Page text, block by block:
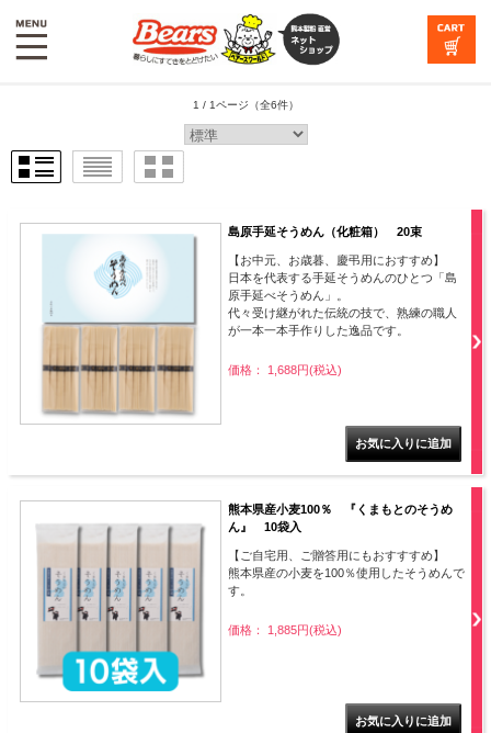
1 / 1ページ （全6件）
島原手延そうめん（化粧箱） 20束
【お中元、お歳暮、慶弔用におすすめ】
日本を代表する手延そうめんのひとつ「島
原手延べそうめん」。
代々受け継がれた伝統の技で、熟練の職人
が一本一本手作りした逸品です。
価格： 1,688円(税込)
熊本県産小麦100％ 『くまもとのそうめ
ん』 10袋入
【ご自宅用、ご贈答用にもおすすすめ】
熊本県産の小麦を100％使用したそうめんで
す。
価格： 1,885円(税込)